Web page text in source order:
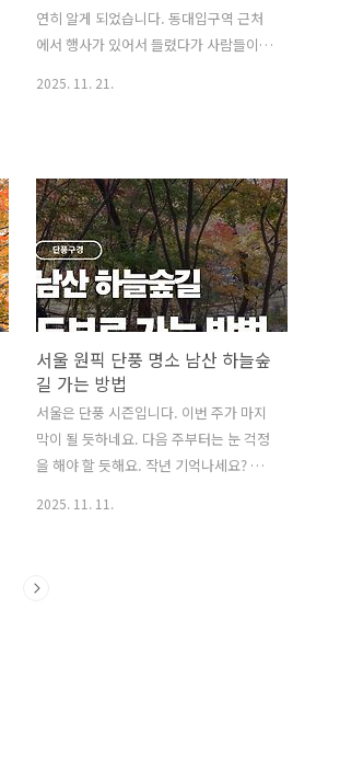
여기는 규모가 엄청나게 커요. 수 km에
벚꽃이 가득해요. 게다가 접근성이 엄청
연히 알게 되었습니다. 동대입구역 근처
에서 행사가 있어서 들렸다가 사람들이
길을 꼭 담았으면 하네요. 아름다운 한양
도성 순성길 다산성곽길동대입구역 장충
단 공원 옆에서 시작하는 것이 좋지만 전
남산둘레길 단풍길 다 걷고 반얀트리 호
텔로 쑥 들어간 후에 만난 남산자락길을
좀 타고 여기로 나왔습니다. 어떻게 보면
거꾸로 타는 것이죠. 위 사진 속에 저 멀리
신라호텔이 보이고 성곽 바로 너머에는
서울에서 가장 아름다운 도서관 중 하나
인 '다산성곽도서관' 지붕이 보이네요. 저
기는 꼭 가보세요. 저 멀리 북한산이 보
일..
2025. 11. 21.
서울 원픽 단풍 명소 남산 하늘숲
길 가는 방법
서울은 단풍 시즌입니다. 이번 주가 마지
막이 될 듯하네요. 다음 주부터는 눈 걱정
을 해야 할 듯해요. 작년 기억나세요? 늦
단풍 명소가 된 남산 하늘숲길우연히 갔
2025. 11. 11.